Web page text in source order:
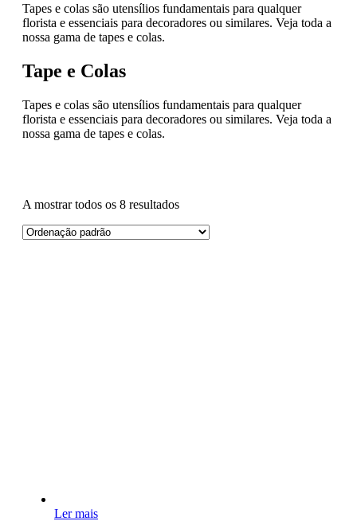
Tapes e colas são utensílios fundamentais para qualquer
florista e essenciais para decoradores ou similares. Veja toda a
nossa gama de tapes e colas.
Tape e Colas
Tapes e colas são utensílios fundamentais para qualquer
florista e essenciais para decoradores ou similares. Veja toda a
nossa gama de tapes e colas.
A mostrar todos os 8 resultados
Ler mais